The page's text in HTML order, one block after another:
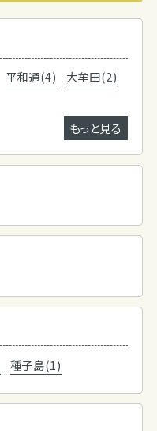
平和通(4)
大牟田(2)
もっと見る
種子島(1)